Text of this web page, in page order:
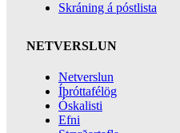
Skráning á póstlista
NETVERSLUN
Netverslun
Íþróttafélög
Óskalisti
Efni